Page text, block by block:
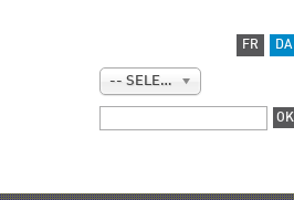
FR DA
-- SELECT --